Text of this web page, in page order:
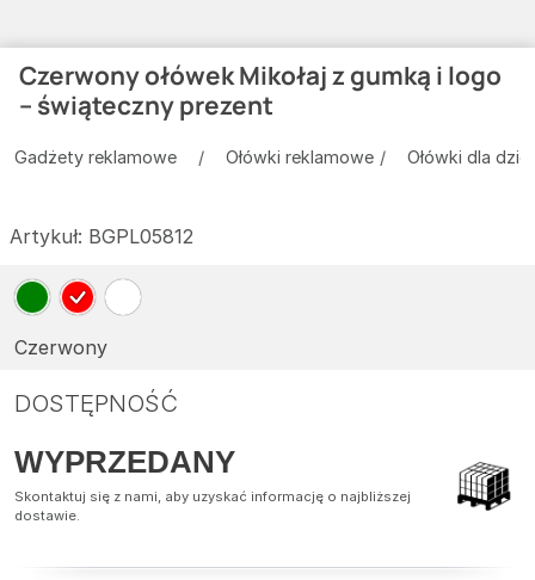
Czerwony ołówek Mikołaj z gumką i logo
– świąteczny prezent
Gadżety reklamowe Ołówki reklamowe Ołówki dla
Artykuł: BGPL05812
Czerwony
DOSTĘPNOŚĆ
WYPRZEDANY
Skontaktuj się z nami, aby uzyskać informację o najbliższej
dostawie.